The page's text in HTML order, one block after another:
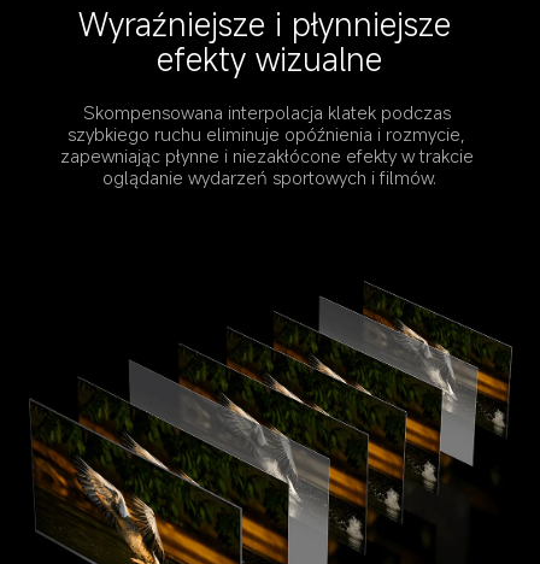
Wyraźniejsze i płynniejsze
efekty wizualne
Skompensowana interpolacja klatek podczas
szybkiego ruchu eliminuje opóźnienia i rozmycie,
zapewniając płynne i niezakłócone efekty w trakcie
oglądanie wydarzeń sportowych i filmów.